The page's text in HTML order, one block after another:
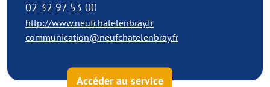
02 32 97 53 00
http://www.neufchatelenbray.fr
communication@neufchatelenbray.fr
Accéder au service